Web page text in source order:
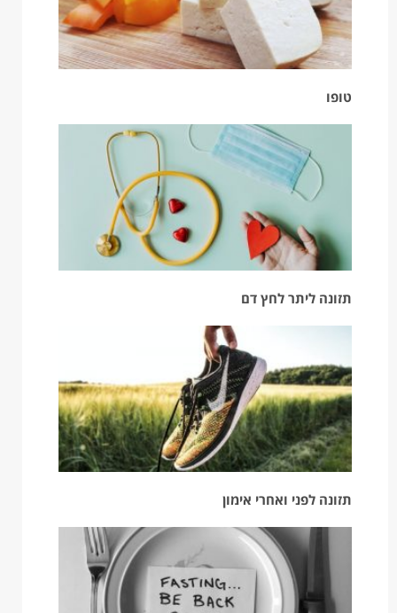
טופו
תזונה ליתר לחץ דם
תזונה לפני ואחרי אימון